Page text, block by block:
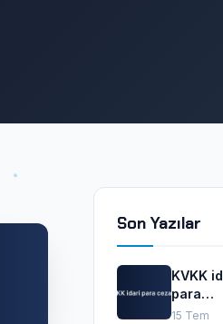
Son Yazılar
KVKK
para
cezaları
15 Tem